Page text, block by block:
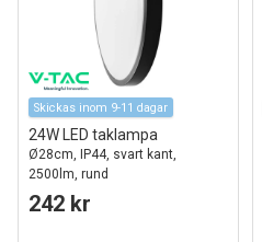
Skickas inom 9-11 dagar
24W LED taklampa
Ø28cm, IP44, svart kant,
2500lm, rund
242 kr